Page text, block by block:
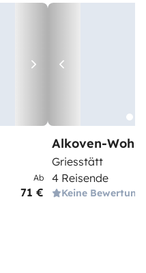
Ab
71 €
Alkoven-
Griesstätt
4 Reisende
Keine Bewertung